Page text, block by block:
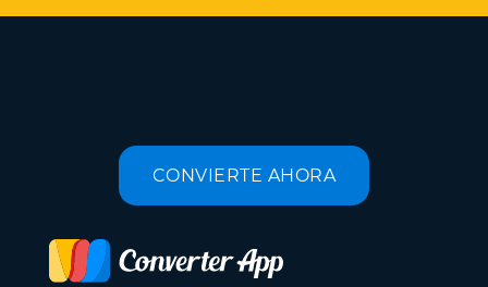
CONVIERTE AHORA